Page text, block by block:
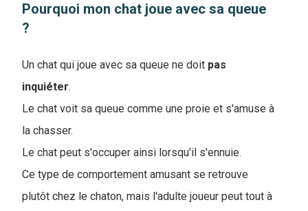
Pourquoi mon chat joue avec sa queue
?
Un chat qui joue avec sa queue ne doit pas
inquiéter.
Le chat voit sa queue comme une proie et s'amuse à
la chasser.
Le chat peut s'occuper ainsi lorsqu'il s'ennuie.
Ce type de comportement amusant se retrouve
plutôt chez le chaton, mais l'adulte joueur peut tout à